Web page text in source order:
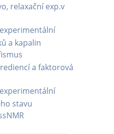
relaxační exp.v
a kapalin
a faktorová
stavu